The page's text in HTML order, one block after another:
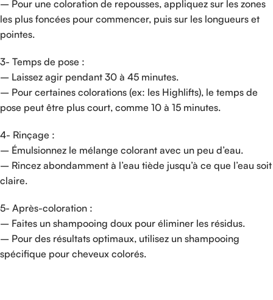
– Pour une coloration de repousses, appliquez sur les zones
les plus foncées pour commencer, puis sur les longueurs et
pointes.
3- Temps de pose :
– Laissez agir pendant 30 à 45 minutes.
– Pour certaines colorations (ex: les Highlifts), le temps de
pose peut être plus court, comme 10 à 15 minutes.
4- Rinçage :
– Émulsionnez le mélange colorant avec un peu d’eau.
– Rincez abondamment à l’eau tiède jusqu’à ce que l’eau soit
claire.
5- Après-coloration :
– Faites un shampooing doux pour éliminer les résidus.
– Pour des résultats optimaux, utilisez un shampooing
spécifique pour cheveux colorés.